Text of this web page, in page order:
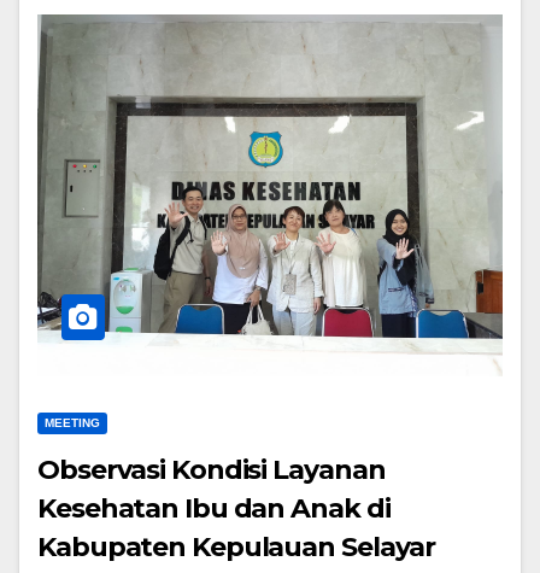
MEETING
Observasi Kondisi Layanan
Kesehatan Ibu dan Anak di
Kabupaten Kepulauan Selayar